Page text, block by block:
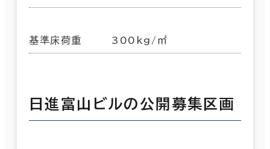
基準床荷重 300kg/㎡
日進富山ビルの公開募集区画